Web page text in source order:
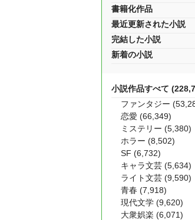
書籍化作品
最近更新された小説
完結した小説
新着の小説
小説作品すべて
ファンタジー
恋愛 (66,349)
ミステリー (5,380)
ホラー (8,502)
SF (6,732)
キャラ文芸 (5,634)
ライト文芸 (9,590)
青春 (7,918)
現代文学 (9,620)
大衆娯楽 (6,071)